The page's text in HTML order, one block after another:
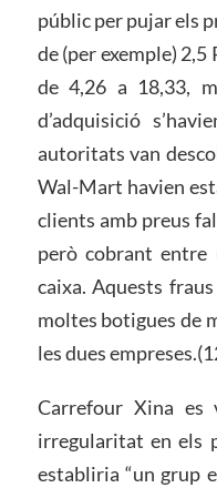
públic per pujar els
de (per exemple) 2,5
de 4,26 a 18,33,
d’adquisició
autoritats van
Wal-Mart havien
clients amb preus
però cobrant
caixa. Aquests
moltes botigues de
les dues
Carrefour Xina es
irregularitat en els
establiria “un grup